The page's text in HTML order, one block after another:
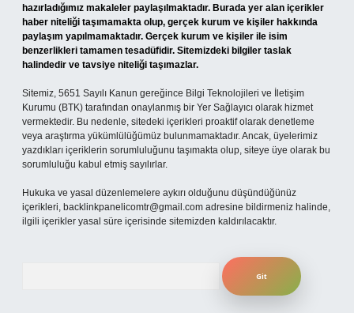
hazırladığımız makaleler paylaşılmaktadır. Burada yer alan içerikler
haber niteliği taşımamakta olup, gerçek kurum ve kişiler hakkında
paylaşım yapılmamaktadır. Gerçek kurum ve kişiler ile isim
benzerlikleri tamamen tesadüfidir. Sitemizdeki bilgiler taslak
halindedir ve tavsiye niteliği taşımazlar.
Sitemiz, 5651 Sayılı Kanun gereğince Bilgi Teknolojileri ve İletişim
Kurumu (BTK) tarafından onaylanmış bir Yer Sağlayıcı olarak hizmet
vermektedir. Bu nedenle, sitedeki içerikleri proaktif olarak denetleme
veya araştırma yükümlülüğümüz bulunmamaktadır. Ancak, üyelerimiz
yazdıkları içeriklerin sorumluluğunu taşımakta olup, siteye üye olarak bu
sorumluluğu kabul etmiş sayılırlar.
Hukuka ve yasal düzenlemelere aykırı olduğunu düşündüğünüz
içerikleri, backlinkpanelicomtr@gmail.com adresine bildirmeniz halinde,
ilgili içerikler yasal süre içerisinde sitemizden kaldırılacaktır.